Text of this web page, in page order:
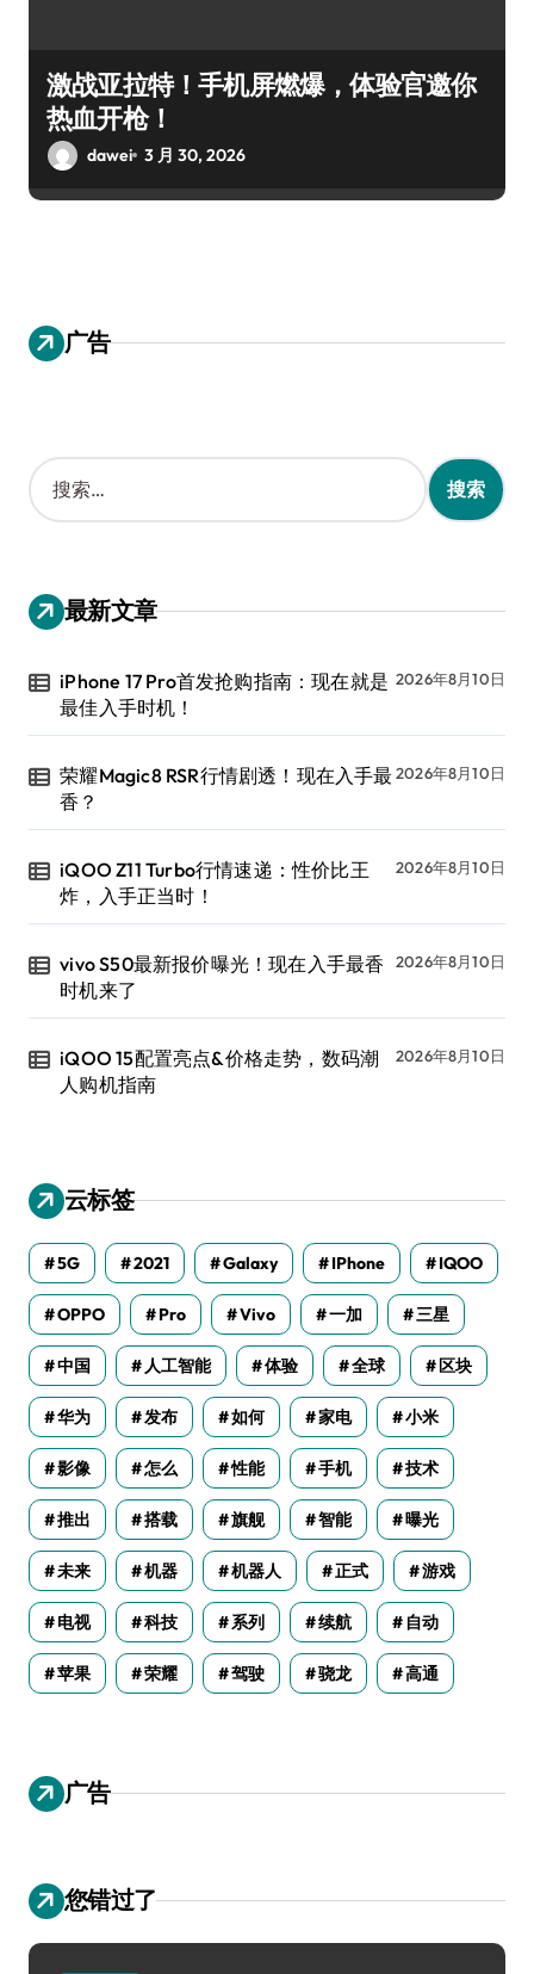
激战亚拉特！手机屏燃爆，体验官邀你
热血开枪！
dawei 3 月 30, 2026
广告
搜
索
：
最新文章
iPhone 17 Pro首发抢购指南：现在就是
最佳入手时机！
2026年8月10日
荣耀Magic8 RSR行情剧透！现在入手最
香？
2026年8月10日
iQOO Z11 Turbo行情速递：性价比王
炸，入手正当时！
2026年8月10日
vivo S50最新报价曝光！现在入手最香
时机来了
2026年8月10日
iQOO 15配置亮点&价格走势，数码潮
人购机指南
2026年8月10日
云标签
5G 2021 Galaxy IPhone IQOO
OPPO Pro Vivo 一加 三星
中国 人工智能 体验 全球 区块
华为 发布 如何 家电 小米
影像 怎么 性能 手机 技术
推出 搭载 旗舰 智能 曝光
未来 机器 机器人 正式 游戏
电视 科技 系列 续航 自动
苹果 荣耀 驾驶 骁龙 高通
广告
您错过了